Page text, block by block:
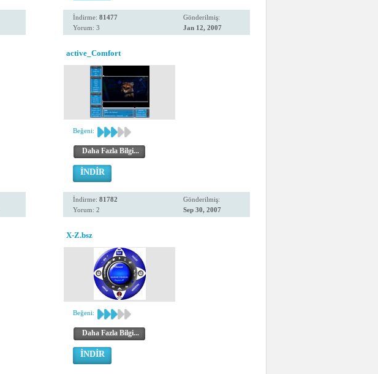
İndirme: 81477
Yorum: 3
Gönderilmiş:
Jan 12, 2007
active_Comfort
Beğeni:
Daha Fazla Bilgi...
İNDİR
İndirme: 81782
Yorum: 2
Gönderilmiş:
Sep 30, 2007
X-Z.bsz
Beğeni:
Daha Fazla Bilgi...
İNDİR